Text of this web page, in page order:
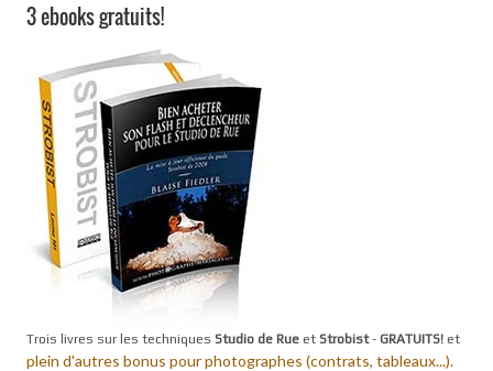
3 ebooks gratuits!
Trois livres sur les techniques Studio de Rue et Strobist- GRATUITS! et
plein d'autres bonus pour photographes (contrats, tableaux...).